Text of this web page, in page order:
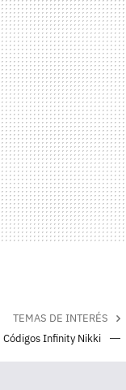
TEMAS DE INTERÉS
Códigos Infinity Nikki